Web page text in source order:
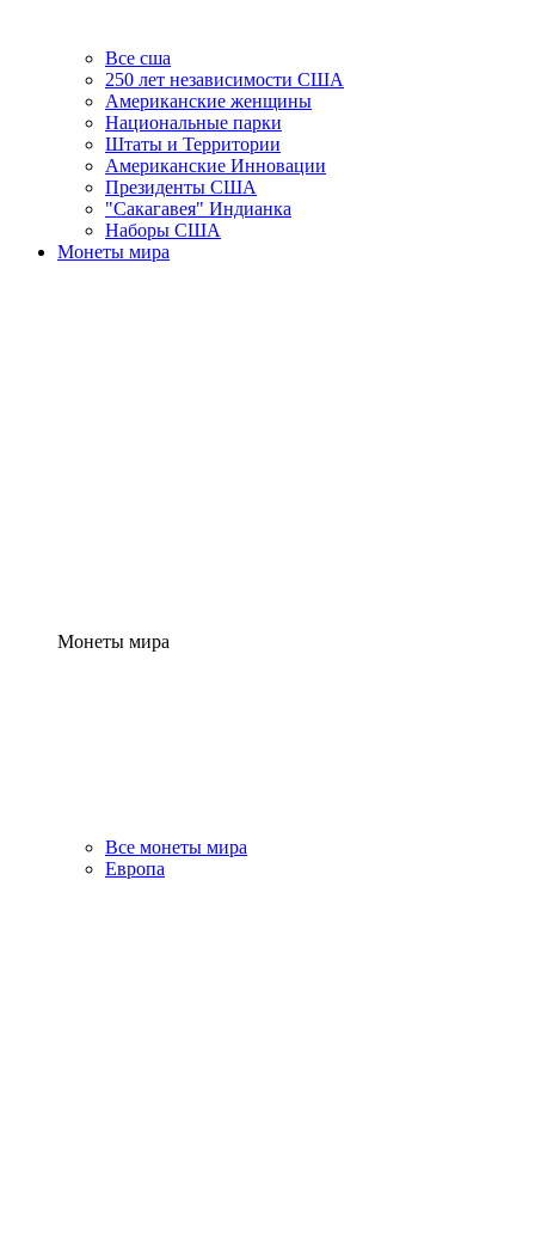
Все сша
250 лет независимости США
Американские женщины
Национальные парки
Штаты и Территории
Американские Инновации
Президенты США
"Сакагавея" Индианка
Наборы США
Монеты мира
Монеты мира
Все монеты мира
Европа